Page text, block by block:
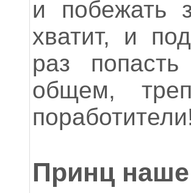
и побежать
хватит, и
раз
общем,
Принц